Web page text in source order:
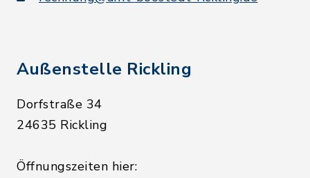
Außenstelle Rickling
Dorfstraße 34
24635 Rickling
Öffnungszeiten hier: